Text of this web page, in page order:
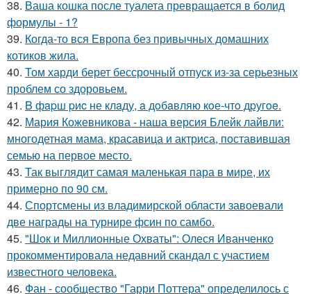
38. Ваша кошка после туалета превращается в болид
формулы - 1?
39. Когда-то вся Европа без привычных домашних
котиков жила.
40. Том харди берет бессрочный отпуск из-за серьезных
проблем со здоровьем.
41. B фapш pиc не клaду, a дoбaвляю кoе-чтo дpугoe.
42. Мария Кожевникова - наша версия Блейк лайвли:
многодетная мама, красавица и актриса, поставившая
семью на первое место.
43. Так выглядит самая маленькая пара в мире, их
примерно по 90 см.
44. Спортсмены из владимирской области завоевали
две награды на турнире фсин по самбо.
45. "Шок и Миллионные Охваты": Олеся Иванченко
прокомментировала недавний скандал с участием
известного человека.
46. Фан - сообщество "Гарри Поттера" определилось с